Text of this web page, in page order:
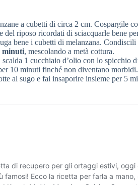
a cubetti di circa 2 cm. Cospargile
riposo ricordati di sciacquarle bene
bene i cubetti di melanzana.
minuti, mescolando a metà cottura.
scalda 1 cucchiaio d’olio con lo spicchio
10 minuti finché non diventano morbidi.
al sugo e fai insaporire insieme per 5